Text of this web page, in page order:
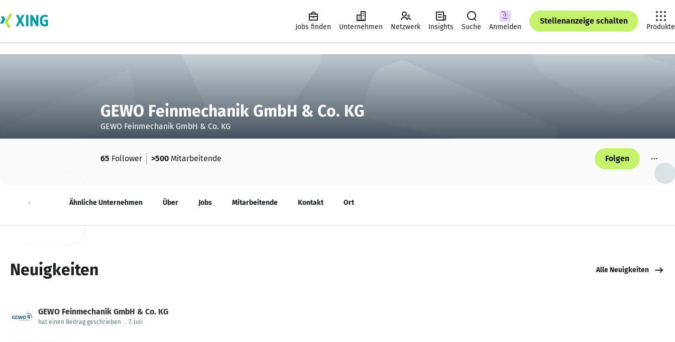
Jobs finden Unternehmen Netzwerk Insights Suche Anmelden
Stellenanzeige schalten
Produkte
GEWO Feinmechanik GmbH & Co. KG
GEWO Feinmechanik GmbH & Co. KG
65 Follower >500 Mitarbeitende Folgen
Neuigkeiten Ähnliche Unternehmen Über Jobs Mitarbeitende Kontakt Ort
Neuigkeiten Alle Neuigkeiten
GEWO Feinmechanik GmbH & Co. KG
hat einen Beitrag geschrieben . 7. Juli